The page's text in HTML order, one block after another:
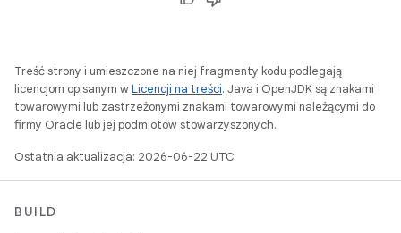
Treść strony i umieszczone na niej fragmenty kodu podlegają
licencjom opisanym wLicencji na treści. Java i OpenJDK są znakami
towarowymi lub zastrzeżonymi znakami towarowymi należącymi do
firmy Oracle lub jej podmiotów stowarzyszonych.
Ostatnia aktualizacja: 2026-06-22 UTC.
BUILD